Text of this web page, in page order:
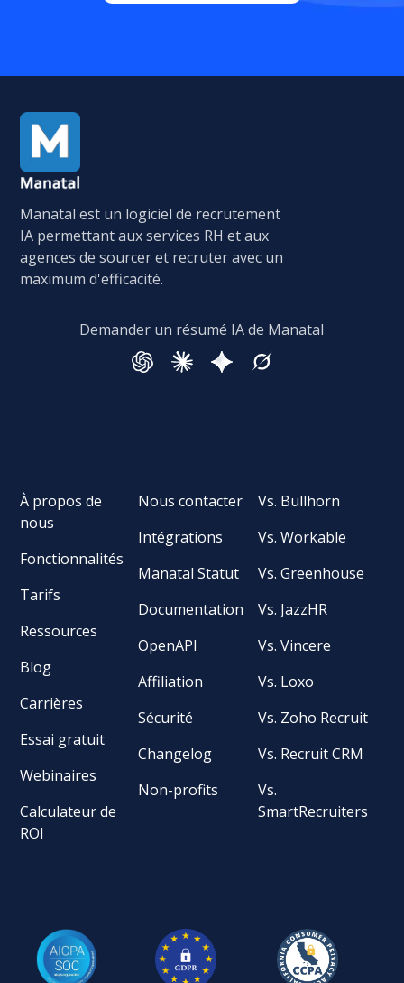
Manatal est un logiciel de recrutement
IA permettant aux services RH et aux
agences de sourcer et recruter avec un
maximum d'efficacité.
Demander un résumé IA de Manatal
À propos de
nous
Fonctionnalités
Tarifs
Ressources
Blog
Carrières
Essai gratuit
Webinaires
Calculateur de
ROI
Nous contacter
Intégrations
Manatal Statut
Documentation
OpenAPI
Affiliation
Sécurité
Changelog
Non-profits
Vs. Bullhorn
Vs. Workable
Vs. Greenhouse
Vs. JazzHR
Vs. Vincere
Vs. Loxo
Vs. Zoho Recruit
Vs. Recruit CRM
Vs.
SmartRecruiters